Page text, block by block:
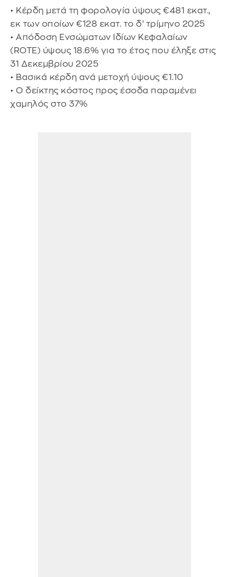
• Κέρδη μετά τη φορολογία ύψους €481 εκατ.,
εκ των οποίων €128 εκατ. το δ’ τρίμηνο 2025
• Απόδοση Ενσώματων Ιδίων Κεφαλαίων
(ROTE) ύψους 18.6% για το έτος που έληξε στις
31 Δεκεμβρίου 2025
• Βασικά κέρδη ανά μετοχή ύψους €1.10
• O δείκτης κόστος προς έσοδα παραμένει
χαμηλός στο 37%